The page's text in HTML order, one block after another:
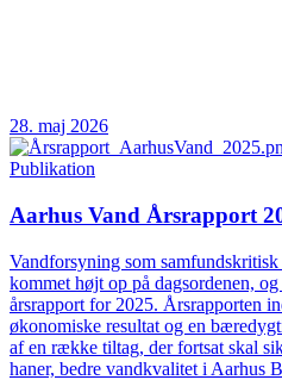
28. maj 2026
Publikation
Aarhus Vand Årsrapport
Vandforsyning som
kommet højt op på dagsordenen,
årsrapport for 2025. Årsrapporten
økonomiske resultat og en
af en række tiltag, der fortsat skal
haner, bedre vandkvalitet i Aarhus